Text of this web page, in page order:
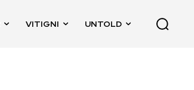
VITIGNI UNTOLD